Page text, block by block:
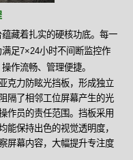
藏着扎实的硬核功底。每一
足7×24小时不间断监控作
作流畅、管理便捷。
克力防眩光挡板，形成独立
隔了相邻工位屏幕产生的光
作员的责任范围。挡板采用
能保持出色的视觉透明度，
屏幕内容，大幅提升专注度